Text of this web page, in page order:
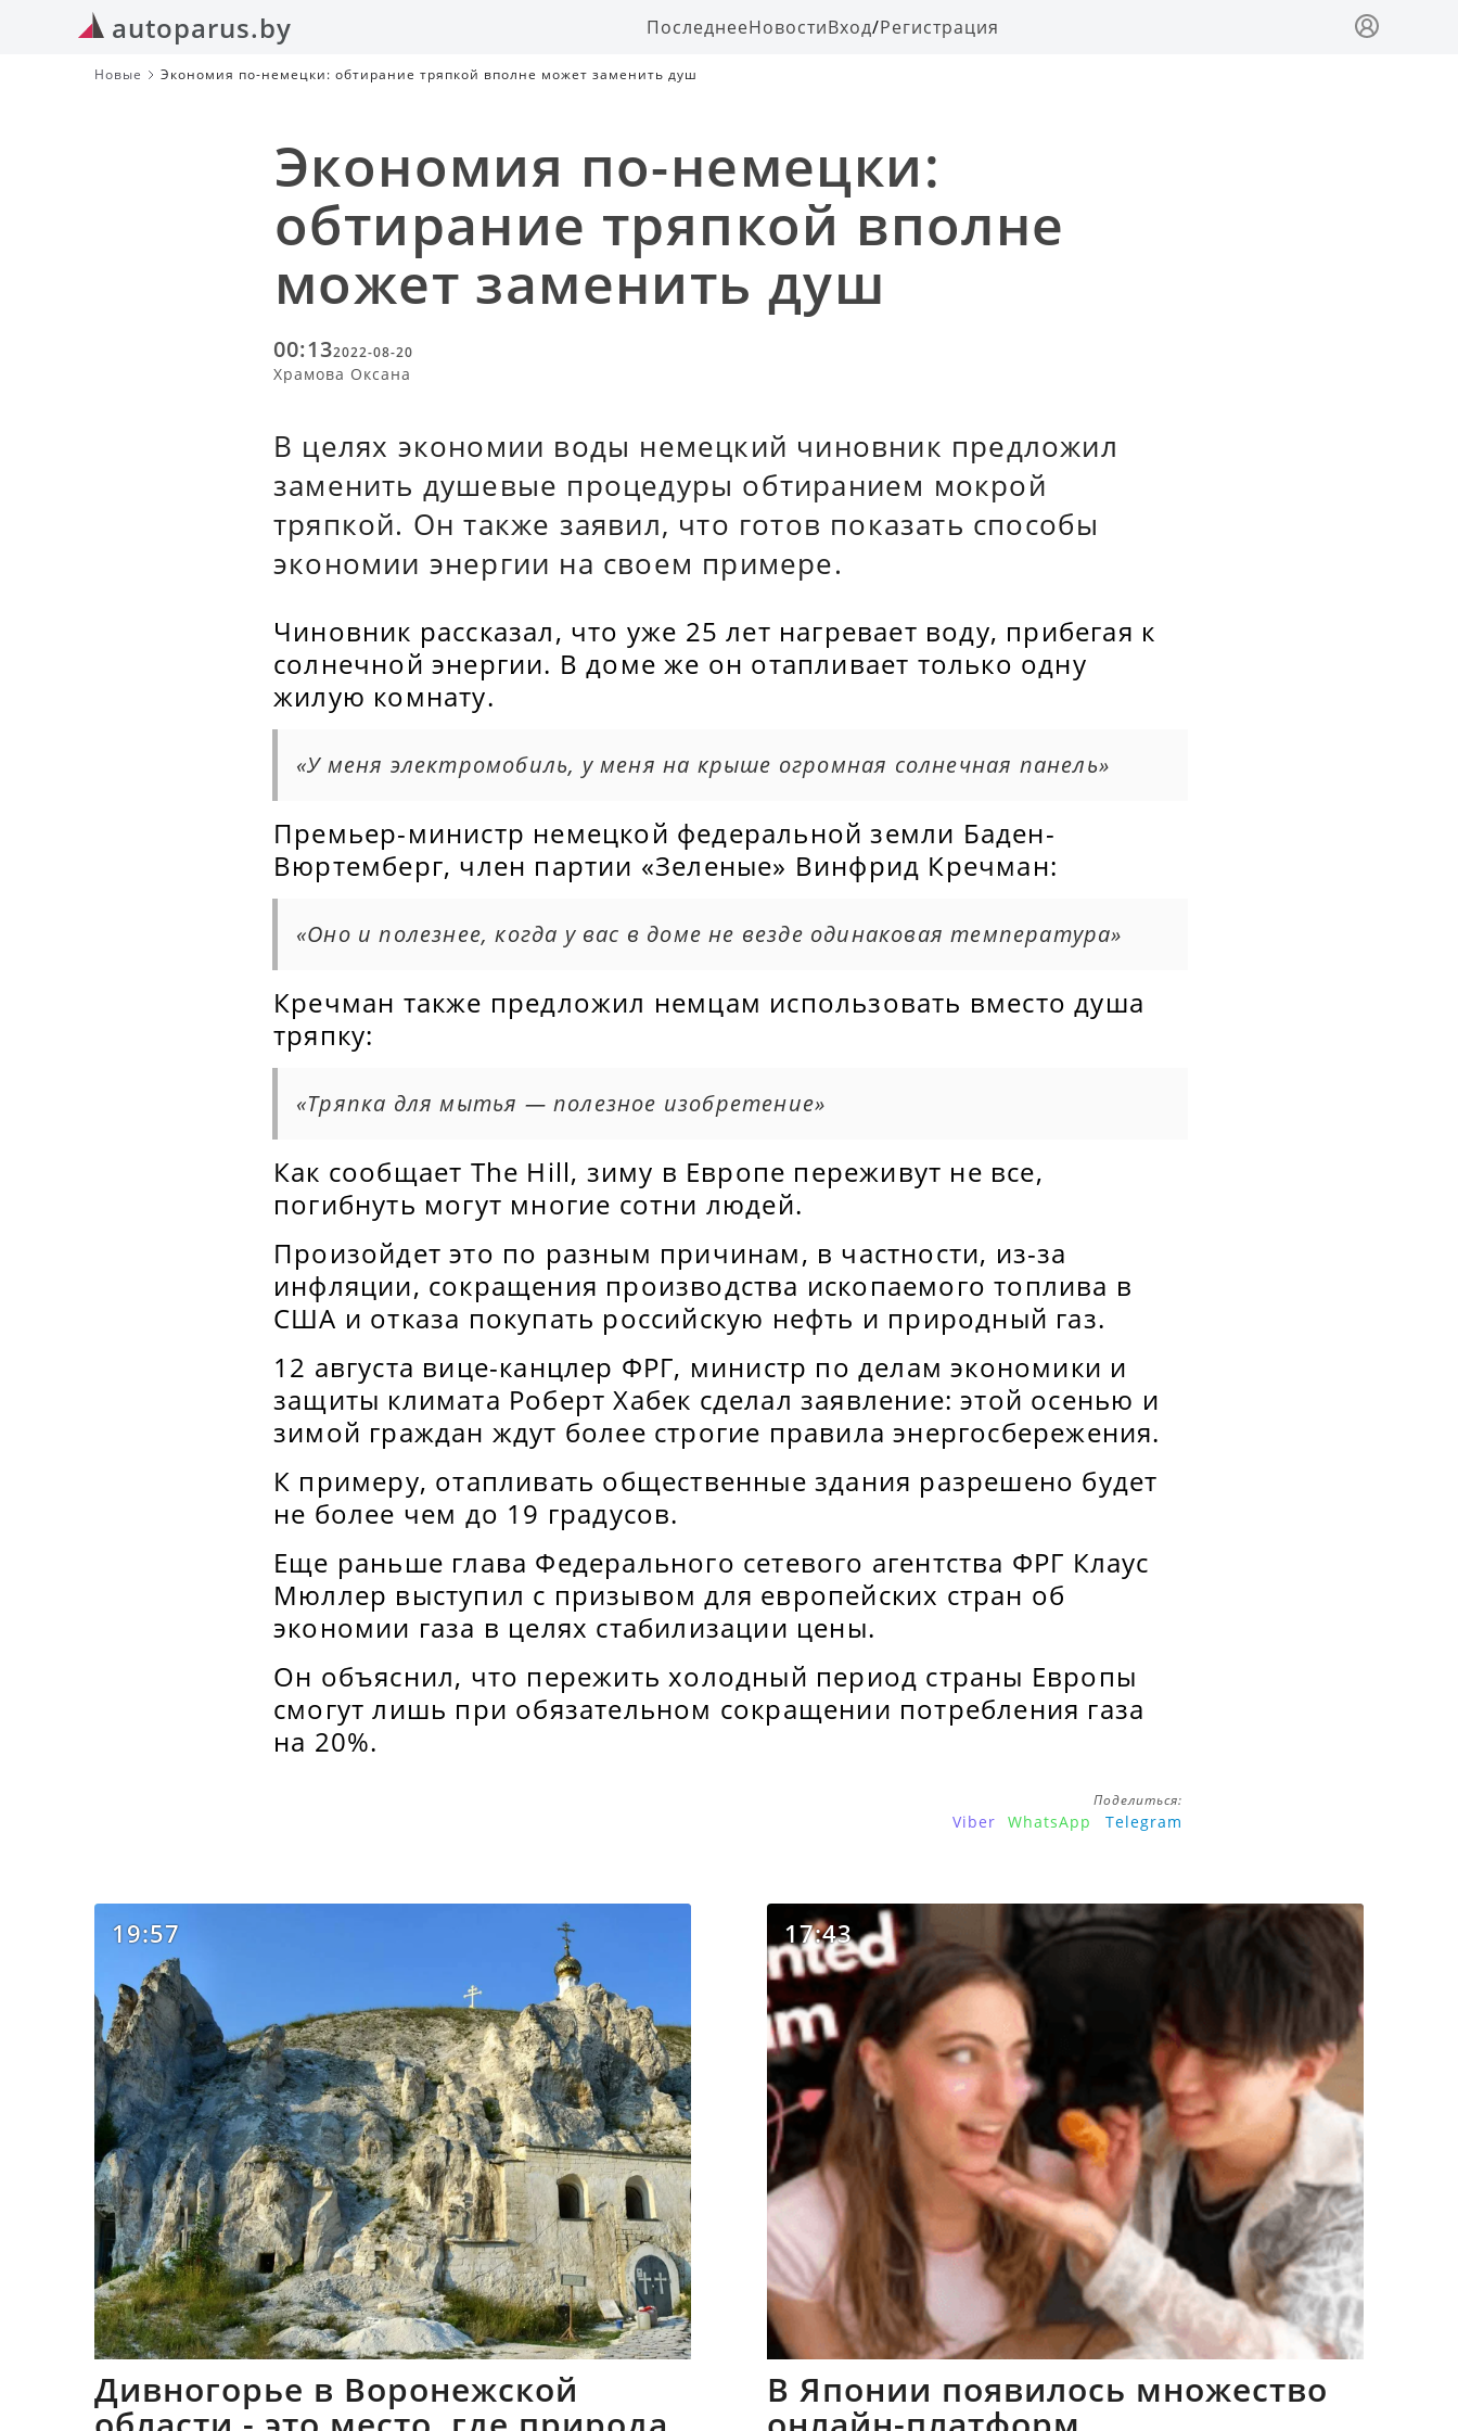
autoparus.by ПоследнееНовостиВход/Регистрация
Новые Экономия по-немецки: обтирание тряпкой вполне может заменить душ
Экономия по-немецки:
обтирание тряпкой вполне
может заменить душ
00:132022-08-20
Храмова Оксана
В целях экономии воды немецкий чиновник предложил
заменить душевые процедуры обтиранием мокрой
тряпкой. Он также заявил, что готов показать способы
экономии энергии на своем примере.
Чиновник рассказал, что уже 25 лет нагревает воду, прибегая к
солнечной энергии. В доме же он отапливает только одну
жилую комнату.
«У меня электромобиль, у меня на крыше огромная солнечная панель»
Премьер-министр немецкой федеральной земли Баден-
Вюртемберг, член партии «Зеленые» Винфрид Кречман:
«Оно и полезнее, когда у вас в доме не везде одинаковая температура»
Кречман также предложил немцам использовать вместо душа
тряпку:
«Тряпка для мытья — полезное изобретение»
Как сообщает The Hill, зиму в Европе переживут не все,
погибнуть могут многие сотни людей.
Произойдет это по разным причинам, в частности, из-за
инфляции, сокращения производства ископаемого топлива в
США и отказа покупать российскую нефть и природный газ.
12 августа вице-канцлер ФРГ, министр по делам экономики и
защиты климата Роберт Хабек сделал заявление: этой осенью и
зимой граждан ждут более строгие правила энергосбережения.
К примеру, отапливать общественные здания разрешено будет
не более чем до 19 градусов.
Еще раньше глава Федерального сетевого агентства ФРГ Клаус
Мюллер выступил с призывом для европейских стран об
экономии газа в целях стабилизации цены.
Он объяснил, что пережить холодный период страны Европы
смогут лишь при обязательном сокращении потребления газа
на 20%.
Поделиться:
Viber WhatsApp Telegram
19:57
Дивногорье в Воронежской
17:43
В Японии появилось множество